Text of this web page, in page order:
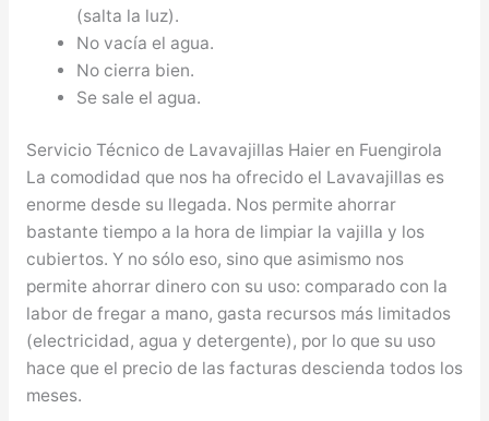
(salta la luz).
No vacía el agua.
No cierra bien.
Se sale el agua.
Servicio Técnico de Lavavajillas Haier en Fuengirola
La comodidad que nos ha ofrecido el Lavavajillas es
enorme desde su llegada. Nos permite ahorrar
bastante tiempo a la hora de limpiar la vajilla y los
cubiertos. Y no sólo eso, sino que asimismo nos
permite ahorrar dinero con su uso: comparado con la
labor de fregar a mano, gasta recursos más limitados
(electricidad, agua y detergente), por lo que su uso
hace que el precio de las facturas descienda todos los
meses.